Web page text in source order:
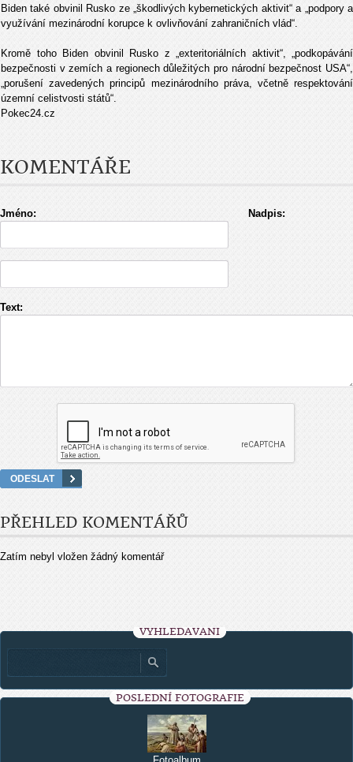
Biden také obvinil Rusko ze „škodlivých kybernetických aktivit“ a „podpory a
využívání mezinárodní korupce k ovlivňování zahraničních vlád“.
Kromě toho Biden obvinil Rusko z „exteritoriálních aktivit“, „podkopávání
bezpečnosti v zemích a regionech důležitých pro národní bezpečnost USA“,
„porušení zavedených principů mezinárodního práva, včetně respektování
územní celistvosti států“.
Pokec24.cz
KOMENTÁŘE
Jméno: Nadpis:
Text:
PŘEHLED KOMENTÁŘŮ
Zatím nebyl vložen žádný komentář
VYHLEDÁVÁNÍ
POSLEDNÍ FOTOGRAFIE